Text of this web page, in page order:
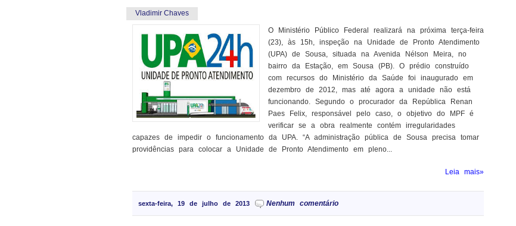
Vladimir Chaves
O Ministério Público Federal realizará na próxima terça-feira
(23), às 15h, inspeção na Unidade de Pronto Atendimento
(UPA) de Sousa, situada na Avenida Nélson Meira, no
bairro da Estação, em Sousa (PB). O prédio construído
com recursos do Ministério da Saúde foi inaugurado em
dezembro de 2012, mas até agora a unidade não está
funcionando. Segundo o procurador da República Renan
Paes Felix, responsável pelo caso, o objetivo do MPF é
verificar se a obra realmente contém irregularidades
capazes de impedir o funcionamento da UPA. “A administração pública de Sousa precisa tomar
providências para colocar a Unidade de Pronto Atendimento em pleno...
Leia mais»
sexta-feira, 19 de julho de 2013 Nenhum comentário